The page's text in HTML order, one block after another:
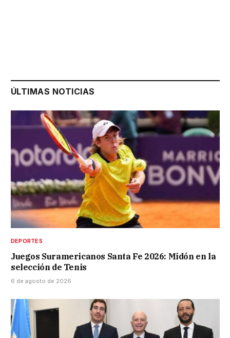
ÚLTIMAS NOTICIAS
DEPORTES
Juegos Suramericanos Santa Fe 2026: Midón en la
selección de Tenis
6 de agosto de 2026